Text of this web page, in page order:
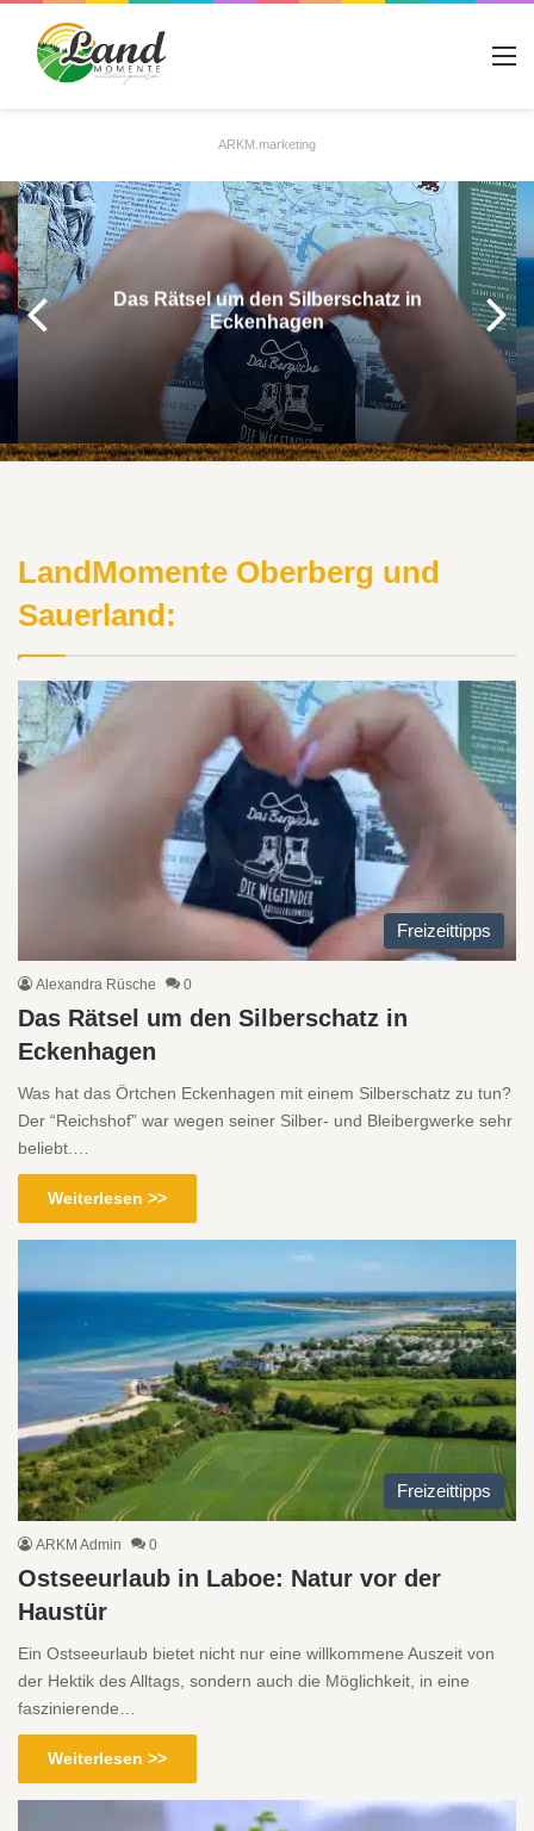
ARKM.marketing
Das Rätsel um den Silberschatz in
Eckenhagen
LandMomente Oberberg und
Sauerland:
Freizeittipps
Alexandra Rüsche 0
Das Rätsel um den Silberschatz in
Eckenhagen
Was hat das Örtchen Eckenhagen mit einem Silberschatz zu tun?
Der “Reichshof” war wegen seiner Silber- und Bleibergwerke sehr
beliebt.…
Weiterlesen >>
Freizeittipps
ARKM Admin 0
Ostseeurlaub in Laboe: Natur vor der
Haustür
Ein Ostseeurlaub bietet nicht nur eine willkommene Auszeit von
der Hektik des Alltags, sondern auch die Möglichkeit, in eine
faszinierende…
Weiterlesen >>